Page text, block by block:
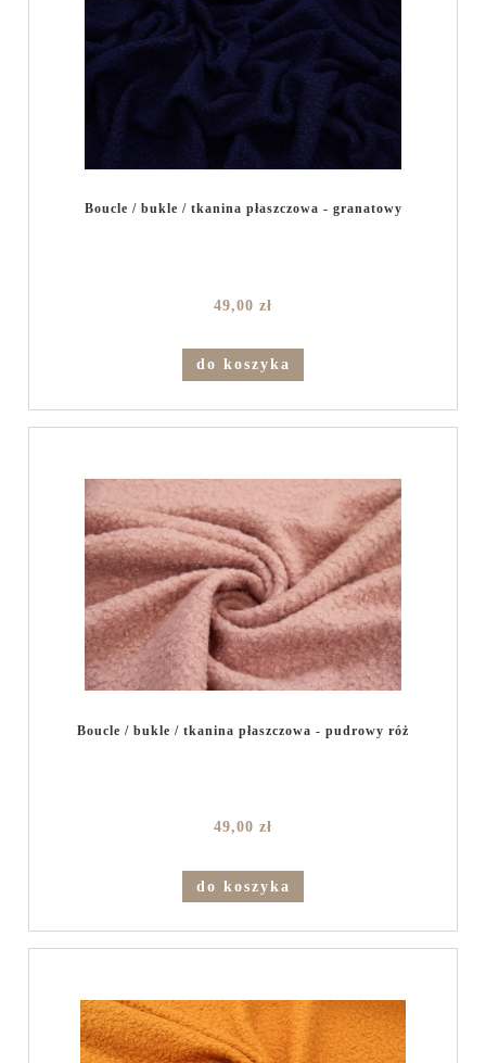
Boucle / bukle / tkanina płaszczowa - granatowy
49,00 zł
do koszyka
Boucle / bukle / tkanina płaszczowa - pudrowy róż
49,00 zł
do koszyka